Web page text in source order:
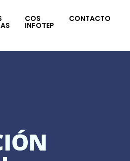
COS
INFOTEP
CONTACTO